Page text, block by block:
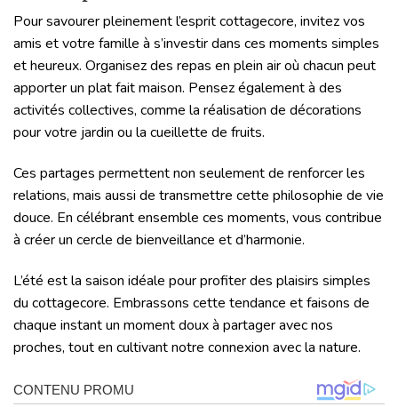
Pour savourer pleinement l’esprit cottagecore, invitez vos
amis et votre famille à s’investir dans ces moments simples
et heureux. Organisez des repas en plein air où chacun peut
apporter un plat fait maison. Pensez également à des
activités collectives, comme la réalisation de décorations
pour votre jardin ou la cueillette de fruits.
Ces partages permettent non seulement de renforcer les
relations, mais aussi de transmettre cette philosophie de vie
douce. En célébrant ensemble ces moments, vous contribue
à créer un cercle de bienveillance et d’harmonie.
L’été est la saison idéale pour profiter des plaisirs simples
du cottagecore. Embrassons cette tendance et faisons de
chaque instant un moment doux à partager avec nos
proches, tout en cultivant notre connexion avec la nature.